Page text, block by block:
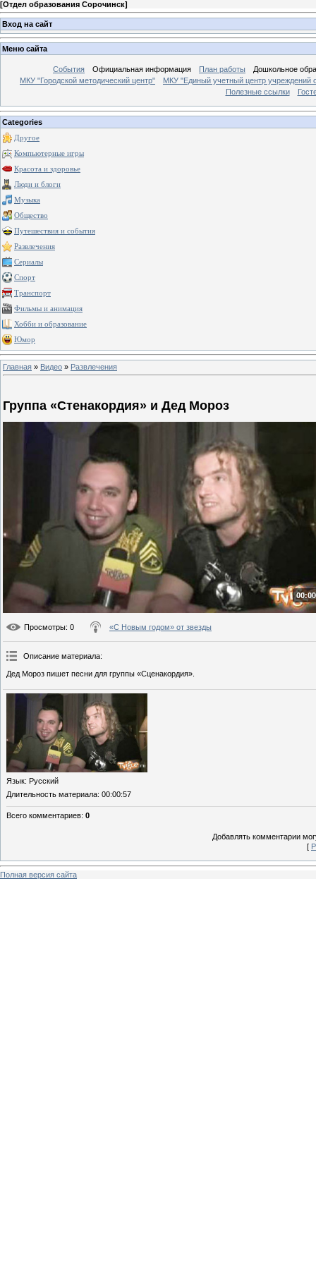
[Отдел образования Сорочинск]
Вход на сайт
Меню сайта
События Официальная информация План работы
Дошкольное
МКУ "Городской методический центр"
МКУ "Единый учетный центр учреждений
Полезные ссылки
Categories
Другое
Компьютерные игры
Красота и здоровье
Люди и блоги
Музыка
Общество
Путешествия и события
Развлечения
Сериалы
Спорт
Транспорт
Фильмы и анимация
Хобби и образование
Юмор
Главная » Видео » Развлечения
Группа «Стенакордия» и Дед Мороз
Просмотры: 0 «С Новым годом» от звезды
Описание материала:
Дед Мороз пишет песни для группы «Сценакордия».
Язык: Русский
Длительность материала: 00:00:57
Всего комментариев: 0
Добавлять комментарии
[
Полная версия сайта